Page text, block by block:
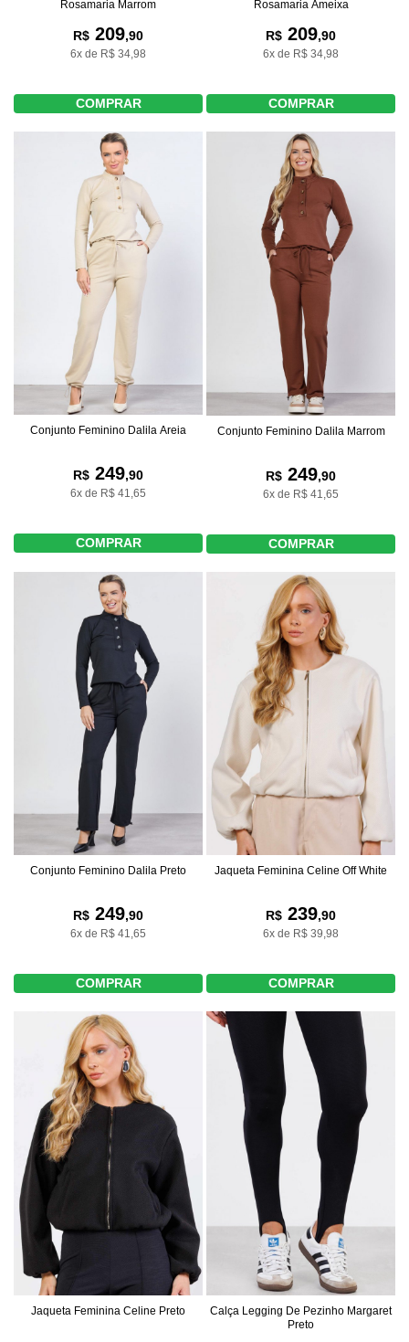
Rosamaria Marrom
R$ 209,90
6x de R$ 34,98
COMPRAR
Rosamaria Ameixa
R$ 209,90
6x de R$ 34,98
COMPRAR
Conjunto Feminino Dalila Areia
R$ 249,90
6x de R$ 41,65
COMPRAR
Conjunto Feminino Dalila Marrom
R$ 249,90
6x de R$ 41,65
COMPRAR
Conjunto Feminino Dalila Preto
R$ 249,90
6x de R$ 41,65
COMPRAR
Jaqueta Feminina Celine Off White
R$ 239,90
6x de R$ 39,98
COMPRAR
Jaqueta Feminina Celine Preto
Calça Legging De Pezinho Margaret
Preto